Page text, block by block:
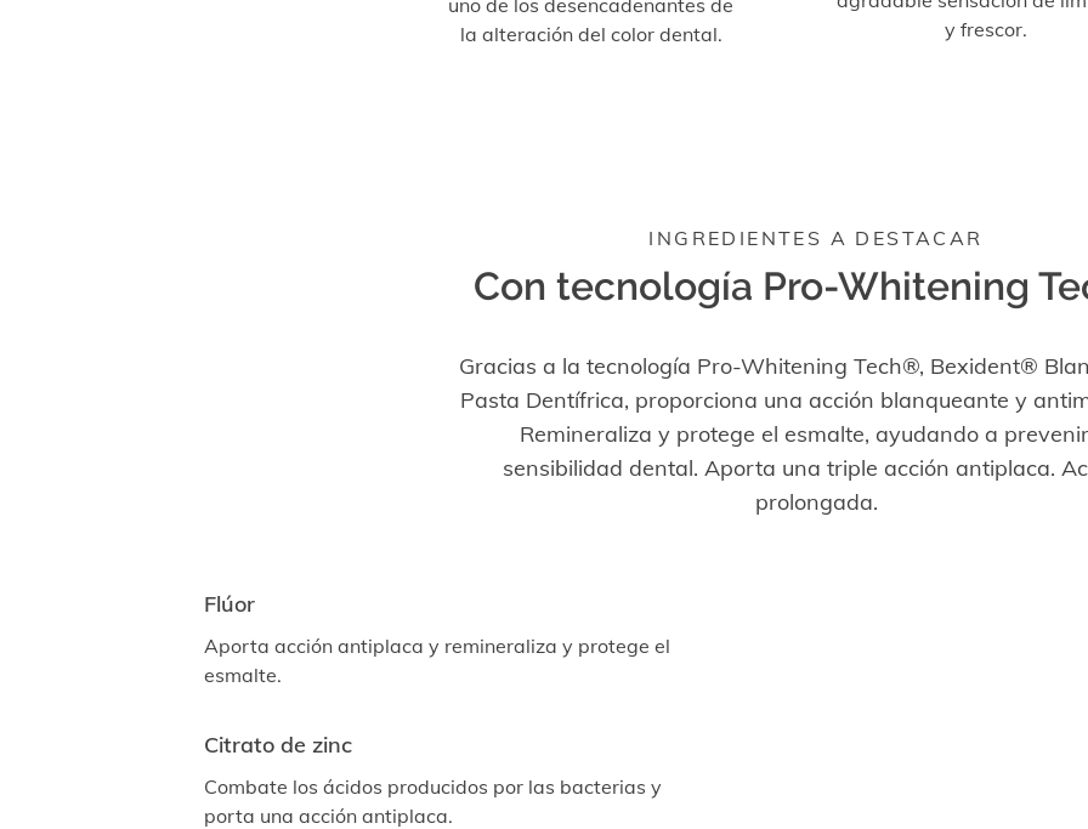
uno de los desencadenantes de
la alteración del color dental.
y frescor.
INGREDIENTES A DESTACAR
Con tecnología Pro-Whitening
Gracias a la tecnología Pro-Whitening Tech®, Bexident®
Pasta Dentífrica, proporciona una acción blanqueante y
Remineraliza y protege el esmalte, ayudando a
sensibilidad dental. Aporta una triple acción antiplaca.
prolongada.
Flúor
Aporta acción antiplaca y remineraliza y protege el
esmalte.
Citrato de zinc
Combate los ácidos producidos por las bacterias y
porta una acción antiplaca.